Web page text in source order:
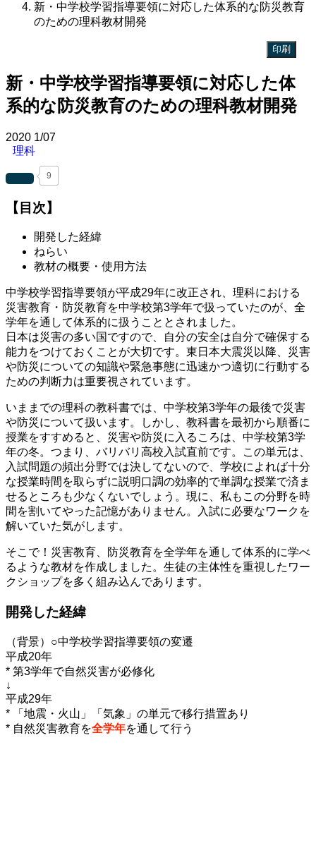
新・中学校学習指導要領に対応した体系的な防災教育
のための理科教材開発
印刷
新・中学校学習指導要領に対応した体
系的な防災教育のための理科教材開発
2020 1/07
理科
9
【目次】
開発した経緯
ねらい
教材の概要・使用方法
中学校学習指導要領が平成29年に改正され、理科における
災害教育・防災教育を中学校第3学年で扱っていたのが、全
学年を通して体系的に扱うこととされました。
日本は災害の多い国ですので、自分の安全は自分で確保する
能力をつけておくことが大切です。東日本大震災以降、災害
や防災についての知識や緊急事態に迅速かつ適切に行動する
ための判断力は重要視されています。
いままでの理科の教科書では、中学校第3学年の最後で災害
や防災について扱います。しかし、教科書を最初から順番に
授業をすすめると、災害や防災に入るころは、中学校第3学
年の冬。つまり、バリバリ高校入試直前です。この単元は、
入試問題の頻出分野では決してないので、学校によれば十分
な授業時間を取らずに説明口調の効率的で単調な授業で済ま
せるところも少なくないでしょう。現に、私もこの分野を時
間を割いてやった記憶がありません。入試に必要なワークを
解いていた気がします。
そこで！災害教育、防災教育を全学年を通して体系的に学べ
るような教材を作成しました。生徒の主体性を重視したワー
クショップを多く組み込んであります。
開発した経緯
（背景）○中学校学習指導要領の変遷
平成20年
* 第3学年で自然災害が必修化
↓
平成29年
* 「地震・火山」「気象」の単元で移行措置あり
* 自然災害教育を全学年を通して行う